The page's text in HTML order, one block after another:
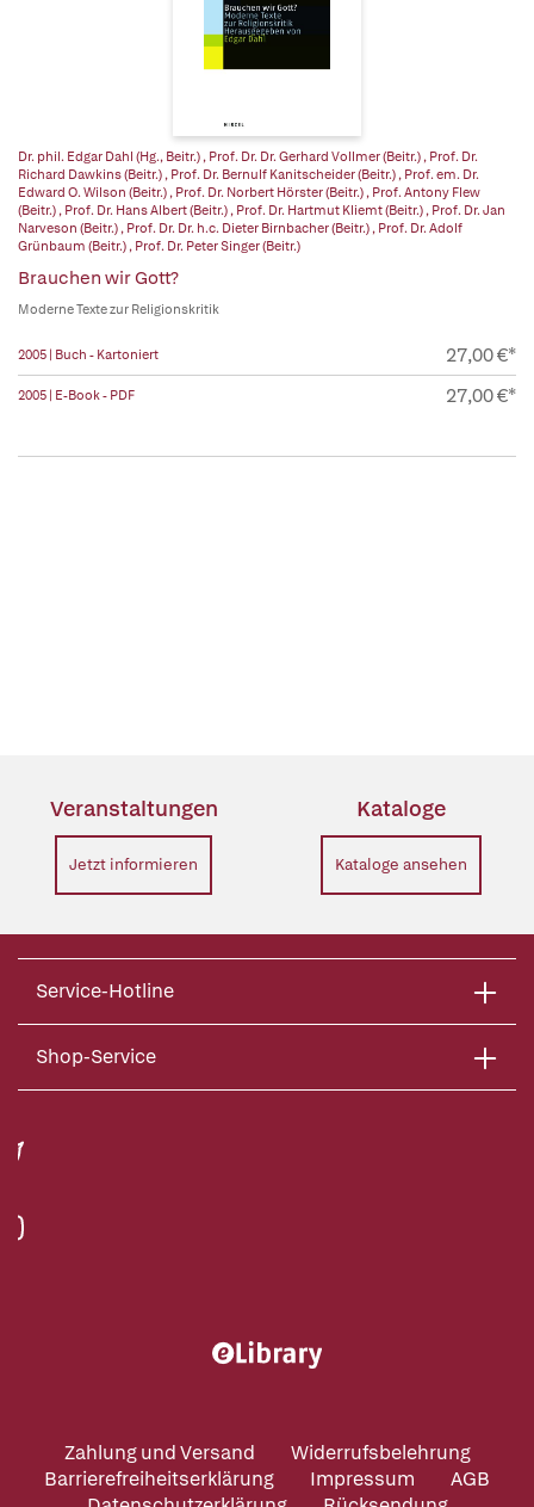
Dr. phil. Edgar Dahl (Hg., Beitr.) , Prof. Dr. Dr. Gerhard Vollmer (Beitr.) , Prof. Dr.
Richard Dawkins (Beitr.) , Prof. Dr. Bernulf Kanitscheider (Beitr.) , Prof. em. Dr.
Edward O. Wilson (Beitr.) , Prof. Dr. Norbert Hörster (Beitr.) , Prof. Antony Flew
(Beitr.) , Prof. Dr. Hans Albert (Beitr.) , Prof. Dr. Hartmut Kliemt (Beitr.) , Prof. Dr. Jan
Narveson (Beitr.) , Prof. Dr. Dr. h.c. Dieter Birnbacher (Beitr.) , Prof. Dr. Adolf
Grünbaum (Beitr.) , Prof. Dr. Peter Singer (Beitr.)
Brauchen wir Gott?
Moderne Texte zur Religionskritik
2005 | Buch - Kartoniert 27,00 €*
2005 | E-Book - PDF 27,00 €*
Veranstaltungen
Jetzt informieren
Kataloge
Kataloge ansehen
Service-Hotline
Shop-Service
Zahlung und Versand
Widerrufsbelehrung
Barrierefreiheitserklärung
Impressum
AGB